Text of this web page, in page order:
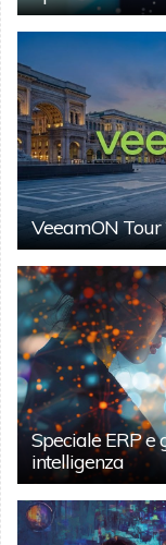
VeeamON
Speciale ERP e
intelligenza